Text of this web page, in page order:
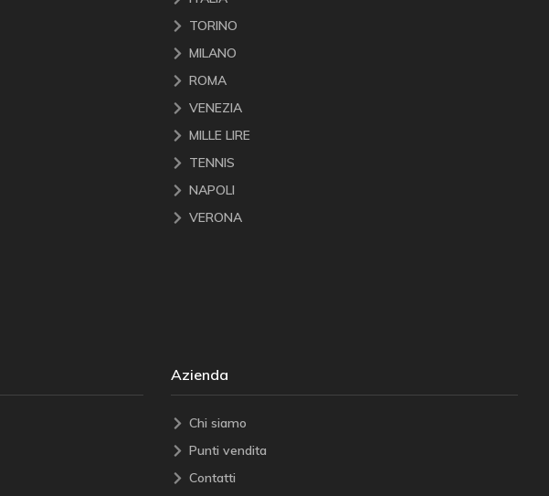
TORINO
MILANO
ROMA
VENEZIA
MILLE LIRE
TENNIS
NAPOLI
VERONA
Azienda
Chi siamo
Punti vendita
Contatti